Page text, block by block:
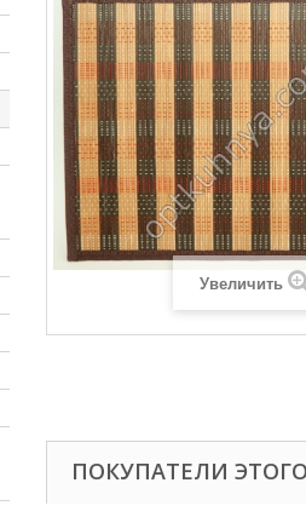
Увеличить
ПОКУПАТЕЛИ